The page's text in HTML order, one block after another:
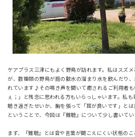
ケアプラス三津にもよく野鳥が訪れます。私はスズ
が、数種類の野鳥が庭の散水の溜まり水を飲んだり
れています♪その鳴き声を聞いて癒されるご利用者
ぇ；」と残念に思われる方もいらっしゃいます。私
聴き過ぎたせいか、胸を張って「耳が良いです」とは
ということで、今回は『難聴』について少し書いてい
まず、『難聴』とは音や言葉が聞こえにくい状態のこ